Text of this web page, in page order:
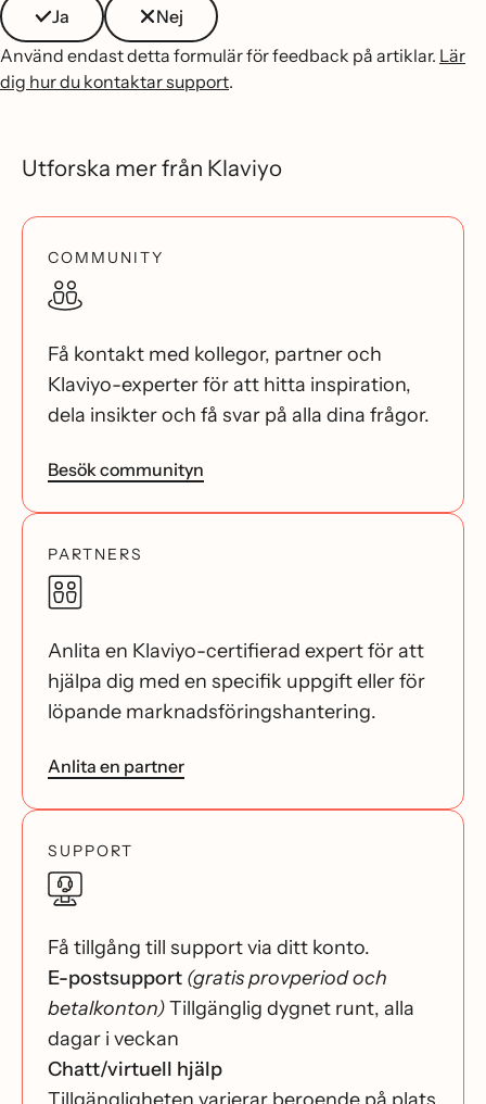
Ja
Nej
Använd endast detta formulär för feedback på artiklar. Lär
dig hur du kontaktar support.
Utforska mer från Klaviyo
COMMUNITY
Få kontakt med kollegor, partner och
Klaviyo-experter för att hitta inspiration,
dela insikter och få svar på alla dina frågor.
Besök communityn
PARTNERS
Anlita en Klaviyo-certifierad expert för att
hjälpa dig med en specifik uppgift eller för
löpande marknadsföringshantering.
Anlita en partner
SUPPORT
Få tillgång till support via ditt konto.
E-postsupport (gratis provperiod och
betalkonton)Tillgänglig dygnet runt, alla
dagar i veckan
Chatt/virtuell hjälp